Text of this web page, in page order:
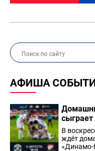
АФИША
В
ждёт
«Динамо-